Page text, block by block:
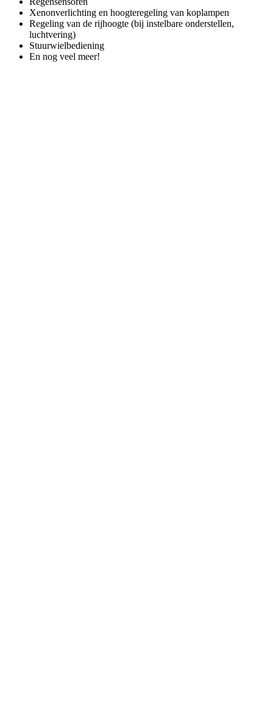
Xenonverlichting en hoogteregeling van koplampen
Regeling van de rijhoogte (bij instelbare onderstellen,
luchtvering)
Stuurwielbediening
En nog veel meer!